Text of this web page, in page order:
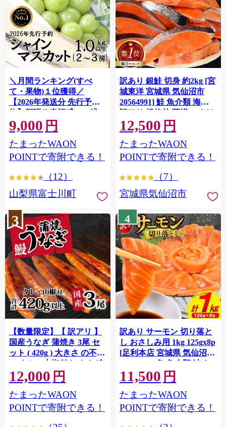
＼月間ランキング(すべ
て・果物)１位獲得／
【2026年発送分 先行予
約】頬張る幸福感 〜緑の
宝石・ シャインマスカッ
ト 〜 １ｋｇ以上（２〜３
房） フルーツ 山梨県産 果
物 くだもの シャイン マス
大粒 種なし 先行予約 富士
円 九千円
9,000 円
たまったWAON
POINTで寄附できる！
（12）
山梨県富士川町
訳あり 銀鮭 切身 約2kg [宮
城東洋 宮城県 気仙沼市
20564991] 鮭 魚介類 海鮮
訳アリ 規格外 不揃い さけ
サケ 鮭切身 シャケ 切り身
冷凍 家庭用 おかず 弁当 支
援 サーモン 銀鮭切り身 魚
わけあり
12,500 円
たまったWAON
POINTで寄附できる！
（7）
宮城県気仙沼市
3
【数量限定】【 訳アリ 】
国産うなぎ 蒲焼き 3尾 セ
ット ( 420g ) 大きさ の不揃
い タレ・山椒付き ウナギ
鰻 ふぞろい 不揃い うな重
ひつまぶし 人気 茨城 八千
代町 ふるさと納税 冷凍
[SF951ya]
12,000 円
たまったWAON
POINTで寄附できる！
4
訳あり サーモン 切り落と
し おさしみ用 1kg 125gx8p
[足利本店 宮城県 気仙沼市
20564313] 魚 魚介類 鮭 お
刺し身 刺し身 刺身 生 生食
個包装 チリ銀鮭 銀鮭 海鮮
海鮮丼 魚介
11,500 円
たまったWAON
POINTで寄附できる！